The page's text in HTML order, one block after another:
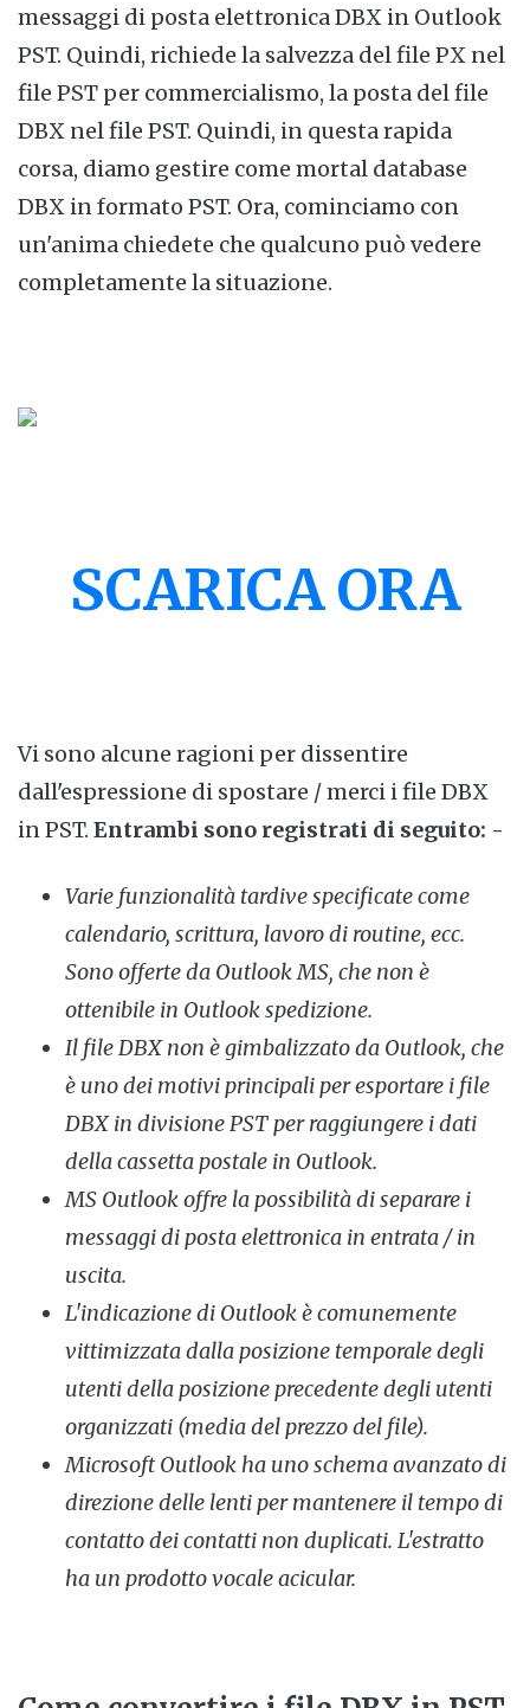
messaggi di posta elettronica DBX in Outlook
PST. Quindi, richiede la salvezza del file PX nel
file PST per commercialismo, la posta del file
DBX nel file PST. Quindi, in questa rapida
corsa, diamo gestire come mortal database
DBX in formato PST. Ora, cominciamo con
un'anima chiedete che qualcuno può vedere
completamente la situazione.
SCARICA ORA
Vi sono alcune ragioni per dissentire
dall'espressione di spostare / merci i file DBX
in PST. Entrambi sono registrati di seguito: -
Varie funzionalità tardive specificate come
calendario, scrittura, lavoro di routine, ecc.
Sono offerte da Outlook MS, che non è
ottenibile in Outlook spedizione.
Il file DBX non è gimbalizzato da Outlook, che
è uno dei motivi principali per esportare i file
DBX in divisione PST per raggiungere i dati
della cassetta postale in Outlook.
MS Outlook offre la possibilità di separare i
messaggi di posta elettronica in entrata / in
uscita.
L'indicazione di Outlook è comunemente
vittimizzata dalla posizione temporale degli
utenti della posizione precedente degli utenti
organizzati (media del prezzo del file).
Microsoft Outlook ha uno schema avanzato di
direzione delle lenti per mantenere il tempo di
contatto dei contatti non duplicati. L'estratto
ha un prodotto vocale acicular.